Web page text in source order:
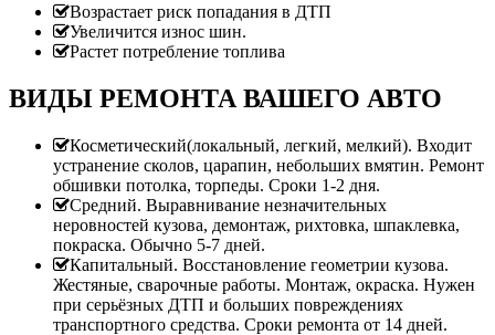
Возрастает риск попадания в ДТП
Увеличится износ шин.
Растет потребление топлива
ВИДЫ РЕМОНТА ВАШЕГО АВТО
Косметический(локальный, легкий, мелкий). Входит
устранение сколов, царапин, небольших вмятин. Ремонт
обшивки потолка, торпеды. Сроки 1-2 дня.
Средний. Выравнивание незначительных
неровностей кузова, демонтаж, рихтовка, шпаклевка,
покраска. Обычно 5-7 дней.
Капитальный. Восстановление геометрии кузова.
Жестяные, сварочные работы. Монтаж, окраска. Нужен
при серьёзных ДТП и больших повреждениях
транспортного средства. Сроки ремонта от 14 дней.